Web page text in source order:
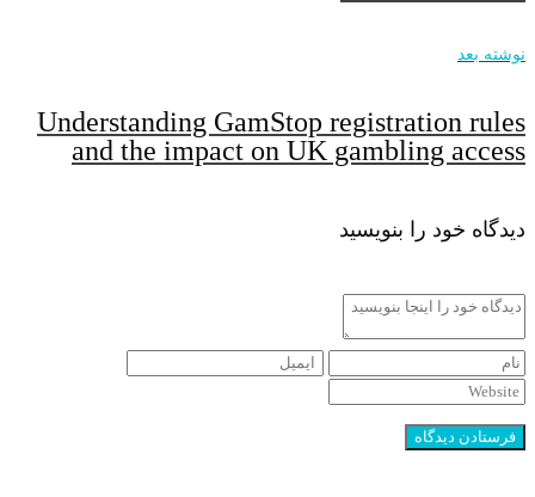
نوشته بعد
Understanding GamStop registration rules
and the impact on UK gambling access
دیدگاه خود را بنویسید